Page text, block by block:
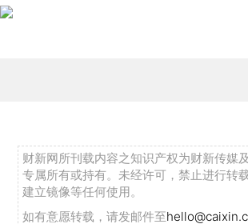
财新网所刊载内容之知识产权为财新传媒
专属所有或持有。未经许可，禁止进行转
建立镜像等任何使用。
如有意愿转载，请发邮件至